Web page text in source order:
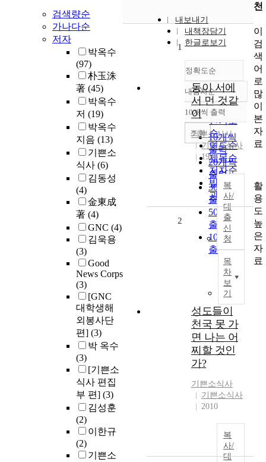
검색량순
가나다순
저자
박옥수
(97)
朴玉洙
著 (45)
박옥수
저 (19)
박옥수
지음 (13)
기쁜소
식사 (6)
김동성
(4)
金東成
著 (4)
GNC (4)
김욱용
(3)
Good
News Corps
(3)
[GNC
대학생해
외봉사단
편] (3)
박 옥수
(3)
[기쁜소
식사 편집
부 편] (3)
김성훈
(2)
이한규
(2)
기쁜소
내보내기
내책장담기
한글로보기
정확도순
정확도
순
인기도
순
연도순
제목순
저자순
발행기
관순
내림차순
내림차순
10개씩 출력
10개씩
출력
20개씩
출력
30개씩
출력
50개씩
출력
100개씩
출력
조회
1
동이 서에
서 먼 것같
이
기쁜소식사
기쁜소식사
1996
복
사/
대
출
신
청
목
차
보
기
2
성도들이
천국 못 가
면 나는 어
찌할 것인
가?
기쁜소식사
기쁜소식사
2010
복
사/
대
천
이
검
색
어
로
많
이
본
자
료
활
용
도
높
은
자
료